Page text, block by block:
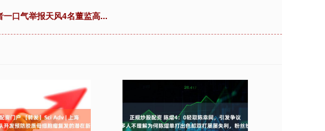
口气举报天风4名董监高...